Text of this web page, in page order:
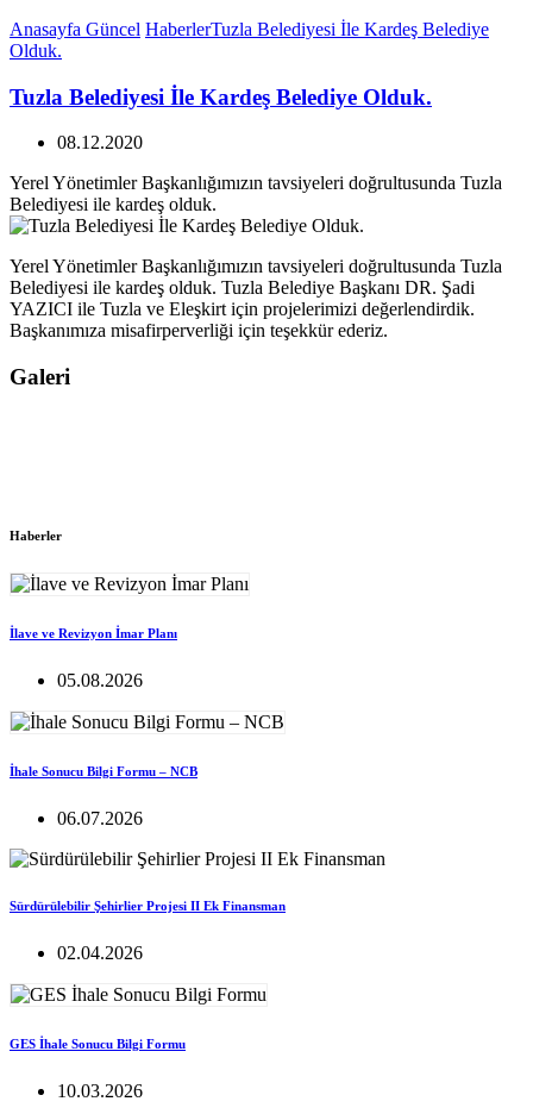
Anasayfa Güncel HaberlerTuzla Belediyesi İle Kardeş Belediye
Olduk.
Tuzla Belediyesi İle Kardeş Belediye Olduk.
08.12.2020
Yerel Yönetimler Başkanlığımızın tavsiyeleri doğrultusunda Tuzla
Belediyesi ile kardeş olduk.
Yerel Yönetimler Başkanlığımızın tavsiyeleri doğrultusunda Tuzla
Belediyesi ile kardeş olduk. Tuzla Belediye Başkanı DR. Şadi
YAZICI ile Tuzla ve Eleşkirt için projelerimizi değerlendirdik.
Başkanımıza misafirperverliği için teşekkür ederiz.
Galeri
Haberler
İlave ve Revizyon İmar Planı
05.08.2026
İhale Sonucu Bilgi Formu – NCB
06.07.2026
Sürdürülebilir Şehirlier Projesi II Ek Finansman
02.04.2026
GES İhale Sonucu Bilgi Formu
10.03.2026